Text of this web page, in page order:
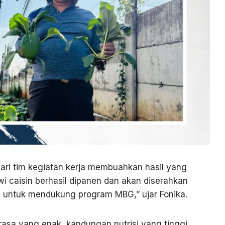
tim kegiatan kerja membuahkan hasil yang
caisin berhasil dipanen dan akan diserahkan
mendukung program MBG,” ujar Fonika.